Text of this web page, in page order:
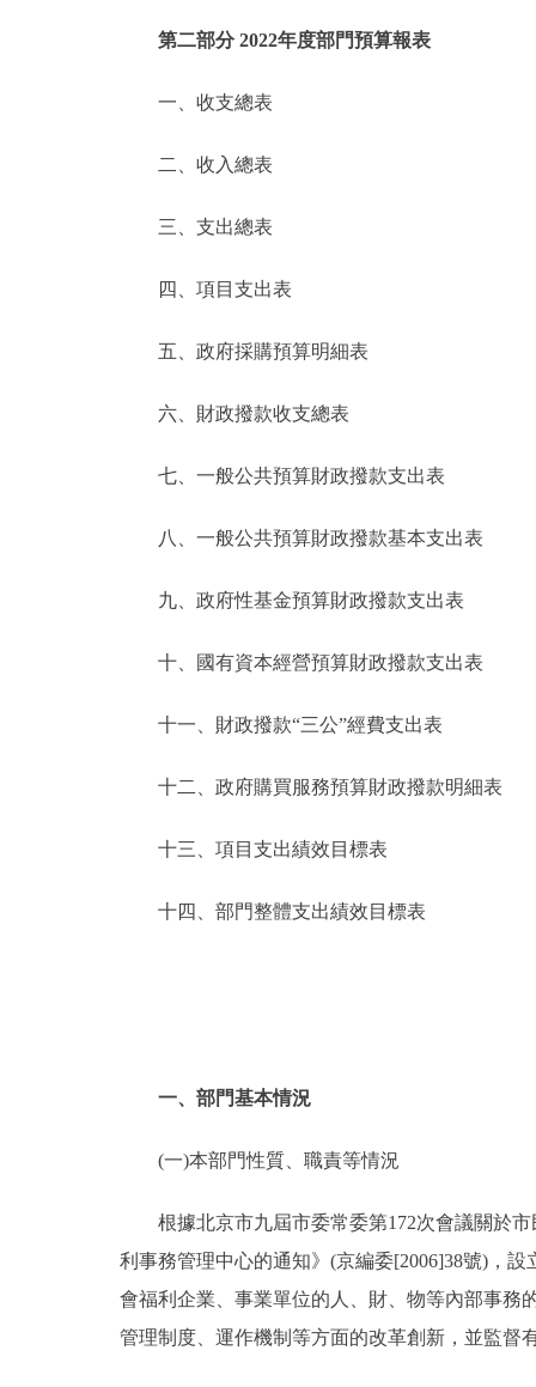
政民互動
12345網上接訴即辦
參與調查
走進北京
北京概況
綠色北京
ENGLISH
第二部分 2022年度部門預算報表
一、收支總表
二、收入總表
三、支出總表
四、項目支出表
五、政府採購預算明細表
六、財政撥款收支總表
七、一般公共預算財政撥款支出表
八、一般公共預算財政撥款基本支出表
九、政府性基金預算財政撥款支出表
十、國有資本經營預算財政撥款支出表
十一、財政撥款“三公”經費支出表
十二、政府購買服務預算財政撥款明細表
十三、項目支出績效目標表
十四、部門整體支出績效目標表
一、部門基本情況
(一)本部門性質、職責等情況
根據北京市九屆市委常委第172次會議關於市
利事務管理中心的通知》(京編委[2006]38號)，
會福利企業、事業單位的人、財、物等內部事務
管理制度、運作機制等方面的改革創新，並監督